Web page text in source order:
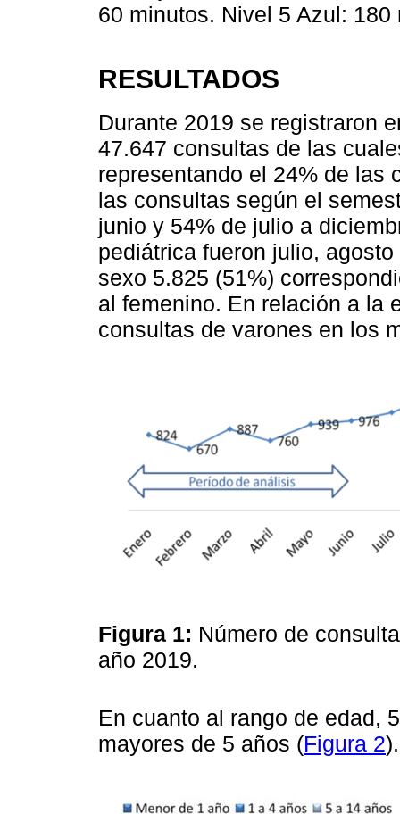
60 minutos. Nivel 5 Azul: 180
RESULTADOS
Durante 2019 se registraron
47.647 consultas de las
representando el 24% de las
las consultas según el
junio y 54% de julio a
pediátrica fueron julio,
sexo 5.825 (51%)
al femenino. En relación a la
consultas de varones en los
Figura 1: Número de
año 2019.
En cuanto al rango de edad,
mayores de 5 años (Figura 2).